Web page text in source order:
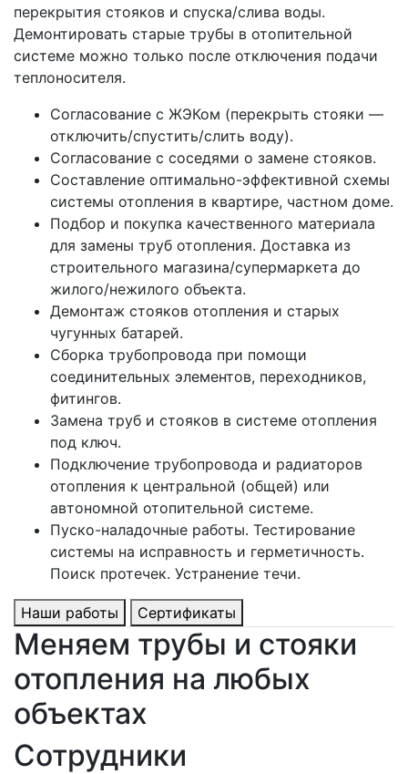
перекрытия стояков и спуска/слива воды.
Демонтировать старые трубы в отопительной
системе можно только после отключения подачи
теплоносителя.
Согласование с ЖЭКом (перекрыть стояки —
отключить/спустить/слить воду).
Согласование с соседями о замене стояков.
Составление оптимально-эффективной схемы
системы отопления в квартире, частном доме.
Подбор и покупка качественного материала
для замены труб отопления. Доставка из
строительного магазина/супермаркета до
жилого/нежилого объекта.
Демонтаж стояков отопления и старых
чугунных батарей.
Сборка трубопровода при помощи
соединительных элементов, переходников,
фитингов.
Замена труб и стояков в системе отопления
под ключ.
Подключение трубопровода и радиаторов
отопления к центральной (общей) или
автономной отопительной системе.
Пуско-наладочные работы. Тестирование
системы на исправность и герметичность.
Поиск протечек. Устранение течи.
Наши работы Сертификаты
Меняем трубы и стояки
отопления на любых
объектах
Сотрудники